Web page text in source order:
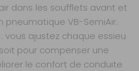
dans les soufflets avant et
pneumatique VB-SemiAir.
vous ajustez chaque essieu
pour compenser une
le confort de conduite